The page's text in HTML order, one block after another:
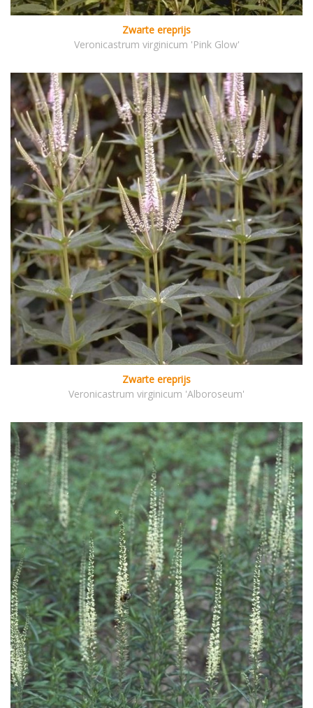
Zwarte ereprijs
Veronicastrum virginicum 'Pink Glow'
Zwarte ereprijs
Veronicastrum virginicum 'Alboroseum'